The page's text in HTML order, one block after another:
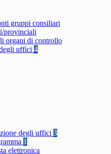
gruppi consiliari
provinciali
organi di controllo
uffici 4
degli uffici 3
1
elettronica